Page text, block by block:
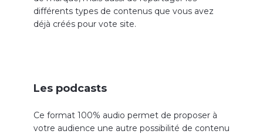
différents types de contenus que vous avez
déjà créés pour vote site.
Les podcasts
Ce format 100% audio permet de proposer à
votre audience une autre possibilité de contenu